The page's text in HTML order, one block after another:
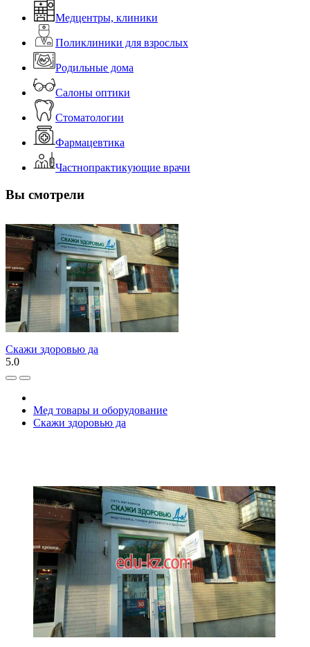
Медцентры, клиники
Поликлиники для взрослых
Родильные дома
Салоны оптики
Стоматологии
Фармацевтика
Частнопрактикующие врачи
Вы смотрели
Скажи здоровью да
5.0
Мед товары и оборудование
Скажи здоровью да